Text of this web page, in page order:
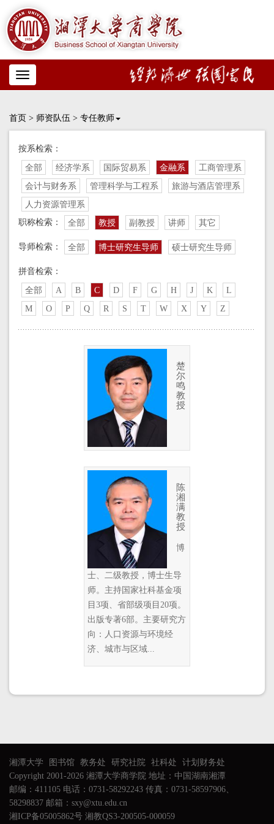
Toggle
navigation
首页 > 师资队伍 > 专任教师
按系检索：
全部 经济学系 国际贸易系 金融系
工商管理系
会计与财务系
管理科学与工程系
旅游与酒店管理系
人力资源管理系
职称检索：
全部 教授 副教授 讲师 其它
导师检索： 全部 博士研究生导师 硕士研究生导师
拼音检索：
全部 A B C D F G H J K
L
M
O P Q R S T W X Y Z
楚
尔
鸣
教
授
陈
湘
满
教
授
博
士、二级教授，博士生导
师。主持国家社科基金项
目3项、省部级项目20项。
出版专著6部。主要研究方
向：人口资源与环境经
济、城市与区域...
湘潭大学 图书馆 教务处 研究社院 社科处
计划财务处
Copyright 2001-2026 湘潭大学商学院 地址：中国湖南湘潭
邮编：411105 电话：0731-58292243 传真：0731-58597906、
58298837 邮箱：sxy@xtu.edu.cn
湘ICP备05005862号 湘教QS3-200505-000059